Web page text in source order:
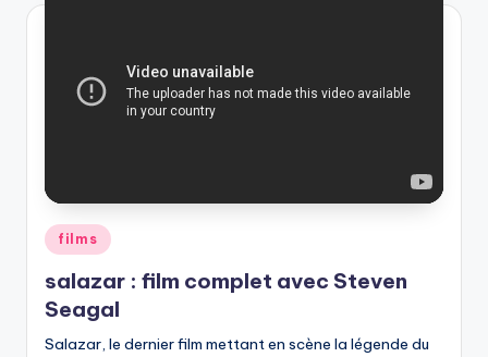
Posted
in
films
salazar : film complet avec Steven
Seagal
Salazar, le dernier film mettant en scène la légende du